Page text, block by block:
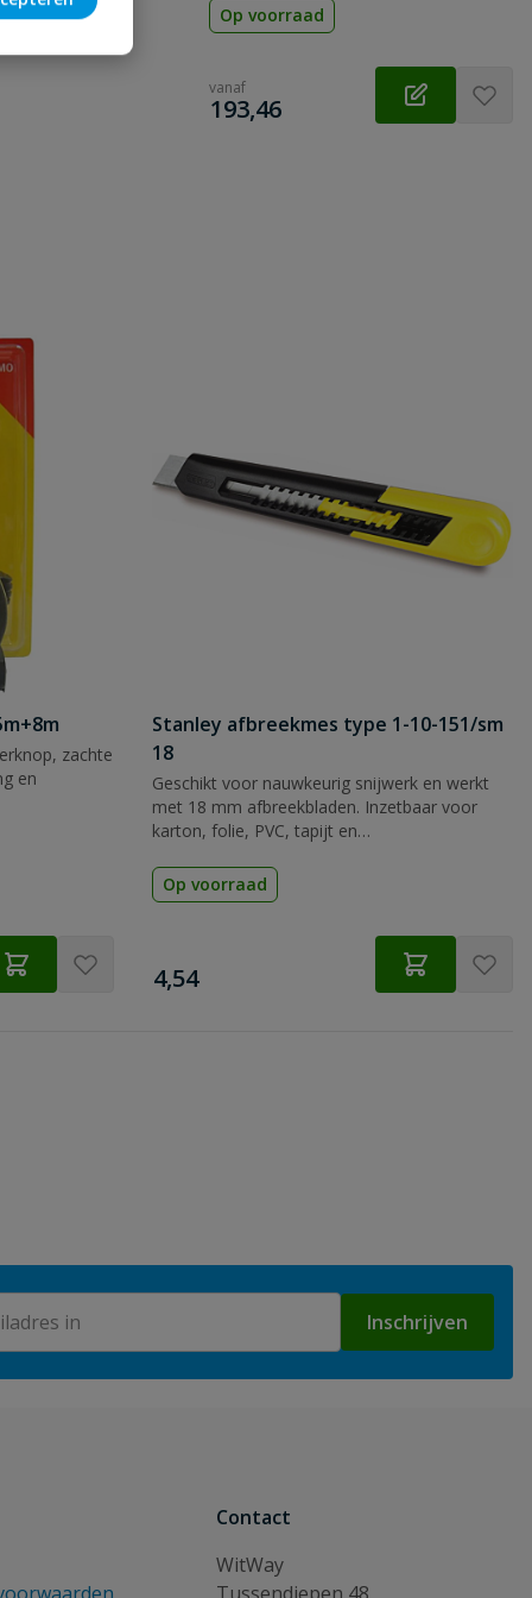
Op voorraad
vanaf
€
193,46
zachte
en
Stanley afbreekmes type 1-10-151/sm
18
Geschikt voor nauwkeurig snijwerk en werkt
met 18 mm afbreekbladen. Inzetbaar voor
karton, folie, PVC, tapijt en
Op voorraad
€
4,54
Inschrijven
Contact
WitWay